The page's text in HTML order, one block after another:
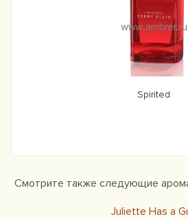
Spirited
Смотрите также следующие
Juliette Has a